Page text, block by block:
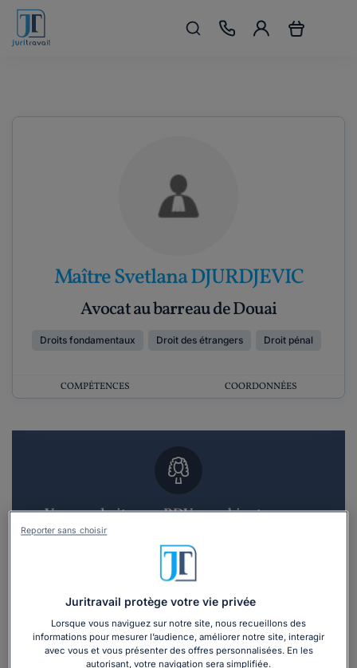
Maître Svetlana DJURDJEVIC
Avocat au barreau de Douai
Droits fondamentaux Droit des étrangers Droit pénal
COMPÉTENCES COORDONNÉES
Vous souhaitez un RDV en cabinet avec un
Recevoir des devis d'avocats
3 devis en 48h
Juritravail protège votre vie privée
Lorsque vous naviguez sur notre site, nous recueillons des
informations pour mesurer l’audience, améliorer notre site, interagir
avec vous et vous présenter des offres personnalisées. En les
autorisant, votre navigation sera simplifiée.
Reporter sans choisir